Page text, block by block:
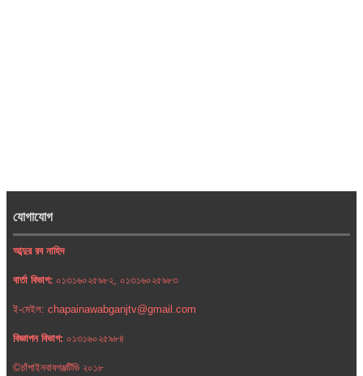
যোগাযোগ
আব্দুর রব নাহিদ
বার্তা বিভাগ: ০১৩১৬০২৫৯৮২, ০১৩১৬০২৫৯৮৩
ই-মেইল: chapainawabganjtv@gmail.com
বিজ্ঞাপন বিভাগ: ০১৩১৬০২৫৯৮৪
©চাঁপাইনবাবগঞ্জটিভি ২০১৮